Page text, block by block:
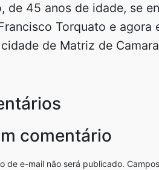
de 45 anos de idade, se
Torquato e
de Matriz de
comentário
de e-mail não será publicado.